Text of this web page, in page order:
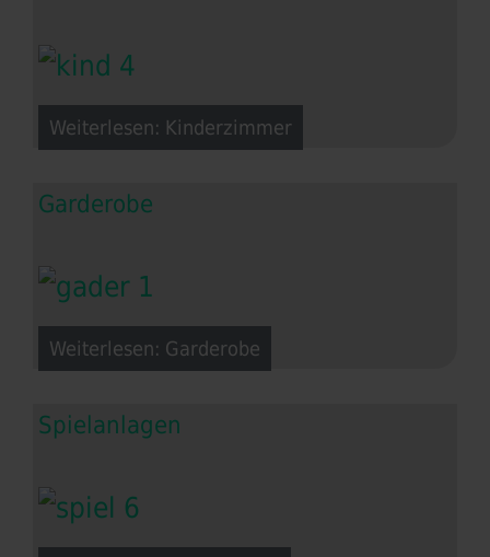
Weiterlesen: Kinderzimmer
Garderobe
Weiterlesen: Garderobe
Spielanlagen